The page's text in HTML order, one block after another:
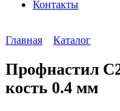
Контакты
Главная Каталог
Профнастил
кость 0.4 мм